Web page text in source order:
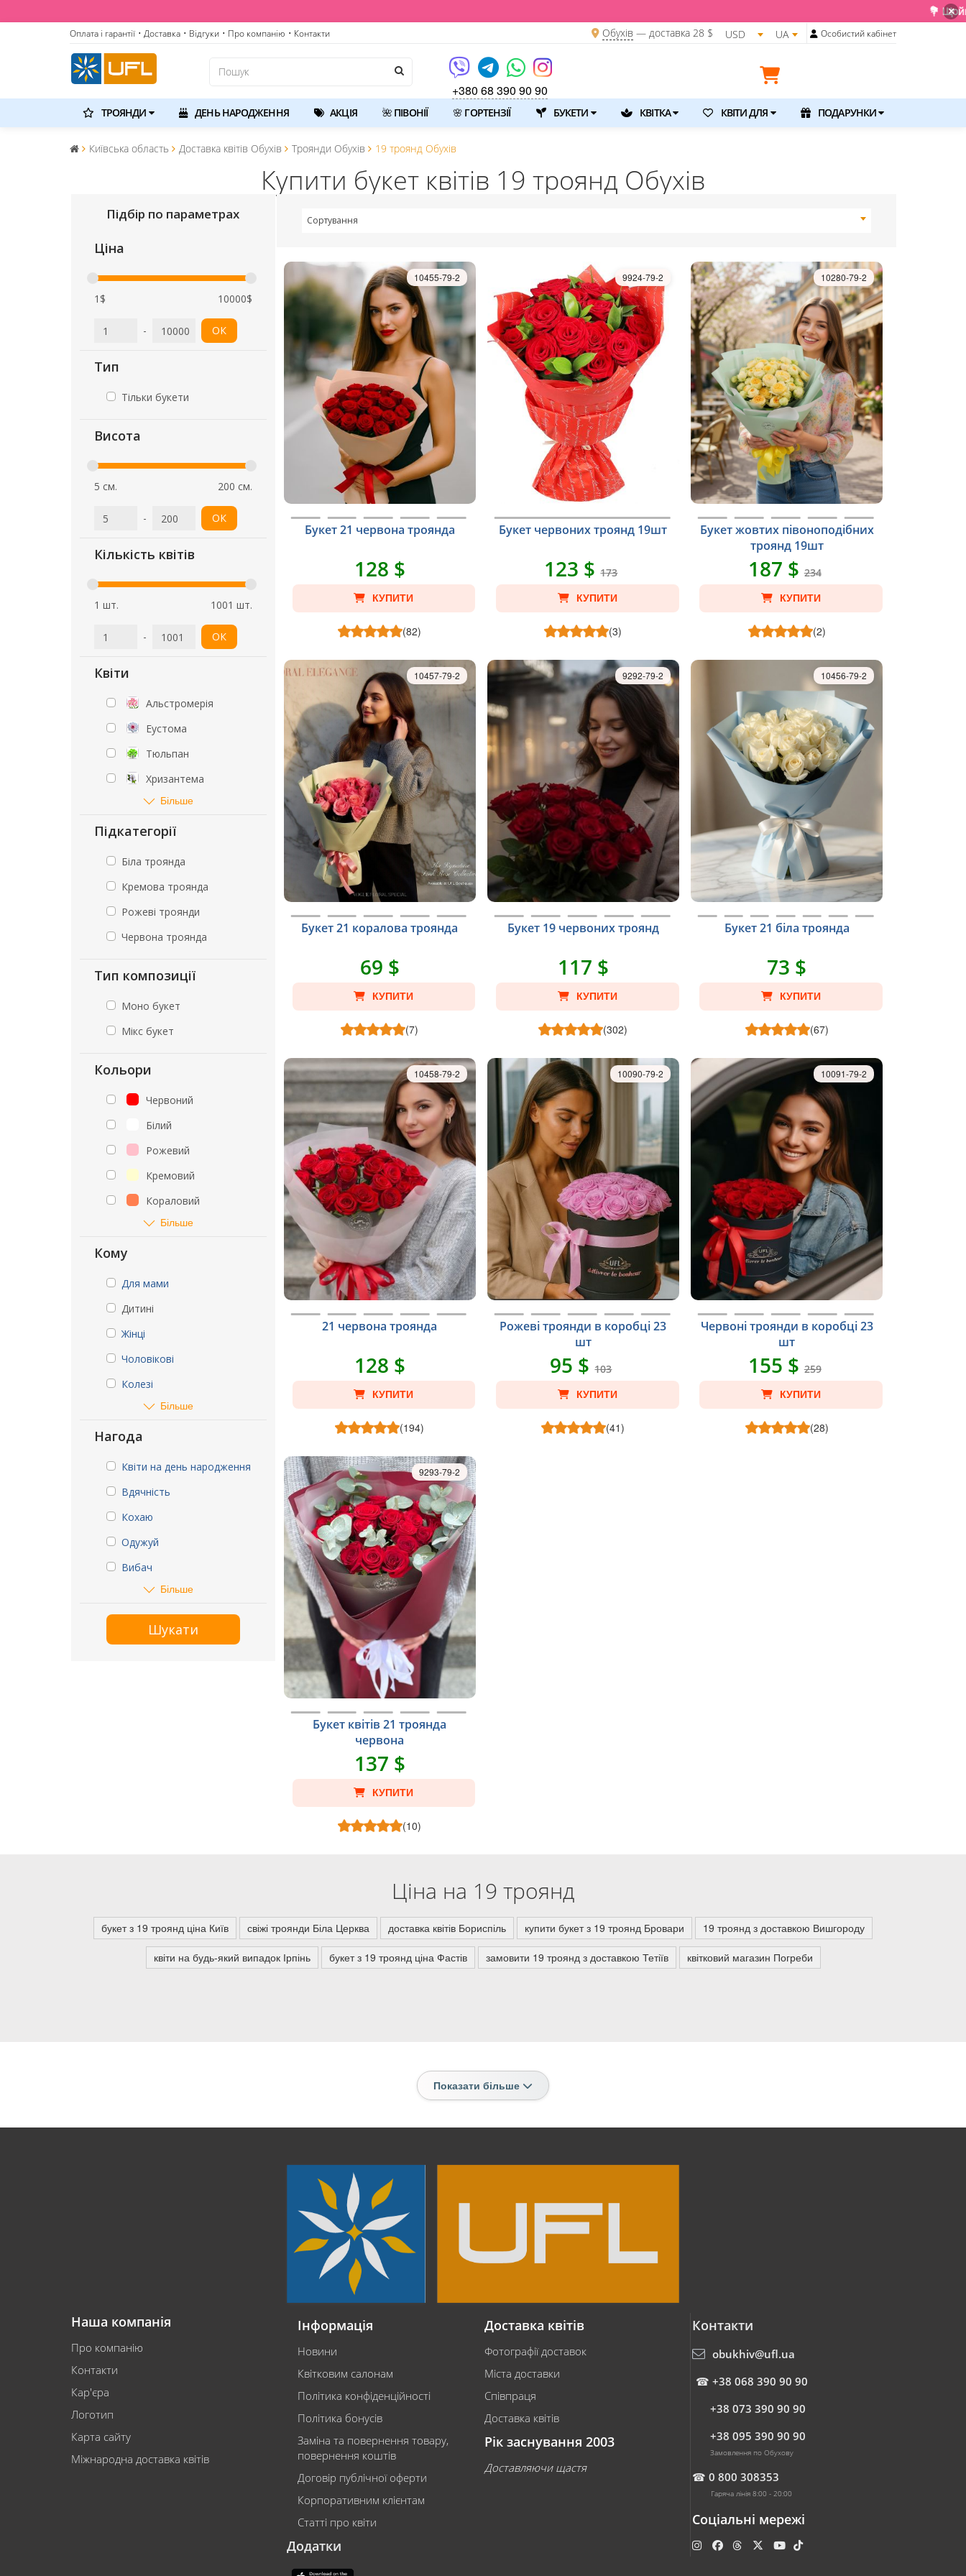
💐 Щойно отримали свіжу
×
Оплата і гарантії • Доставка • Відгуки • Про компанію • Контакти Обухів— доставка 28 $ USD UA Особистий кабінет
+380 68 390 90 90
ТРОЯНДИ ДЕНЬ НАРОДЖЕННЯ АКЦІЯ 🌺 ПІВОНІЇ 🌸 ГОРТЕНЗІЇ БУКЕТИ КВІТКА КВІТИ ДЛЯ ПОДАРУНКИ
Київська область Доставка квітів Обухів Троянди Обухів 19 троянд Обухів
Купити букет квітів 19 троянд Обухів
Підбір по параметрах
Ціна
1$ 10000$
- ОК
Тип
Тільки букети
Висота
5 см. 200 см.
- ОК
Кількість квітів
1 шт. 1001 шт.
- ОК
Квіти
Альстромерія
Еустома
Тюльпан
Хризантема
Більше
Підкатегорії
Біла троянда
Кремова троянда
Рожеві троянди
Червона троянда
Тип композиції
Моно букет
Мікс букет
Кольори
Червоний
Білий
Рожевий
Кремовий
Кораловий
Більше
Кому
Для мами
Дитині
Жінці
Чоловікові
Колезі
Більше
Нагода
Квіти на день народження
Вдячність
Кохаю
Одужуй
Вибач
Більше
Шукати
Сортування
Букет 21 червона троянда
10455-79-2
128 $
КУПИТИ
(82)
Букет червоних троянд 19шт
9924-79-2
123 $173
КУПИТИ
(3)
Букет жовтих півоноподібних
троянд 19шт
10280-79-2
187 $234
КУПИТИ
(2)
Букет 21 коралова троянда
10457-79-2
69 $
КУПИТИ
(7)
Букет 19 червоних троянд
9292-79-2
117 $
КУПИТИ
(302)
Букет 21 біла троянда
10456-79-2
73 $
КУПИТИ
(67)
21 червона троянда
10458-79-2
128 $
КУПИТИ
(194)
Рожеві троянди в коробці 23
шт
10090-79-2
95 $103
КУПИТИ
(41)
Червоні троянди в коробці 23
шт
10091-79-2
155 $259
КУПИТИ
(28)
Букет квітів 21 троянда
червона
9293-79-2
137 $
КУПИТИ
(10)
Ціна на 19 троянд
букет з 19 троянд ціна Київ свіжі троянди Біла Церква доставка квітів Бориспіль купити букет з 19 троянд Бровари 19 троянд з доставкою Вишгороду
квіти на будь-який випадок Ірпінь букет з 19 троянд ціна Фастів замовити 19 троянд з доставкою Тетіїв квітковий магазин Погреби
Показати більше
Наша компанія
Про компанію
Контакти
Кар'єра
Логотип
Карта сайту
Міжнародна доставка квітів
Інформація
Новини
Квітковим салонам
Політика конфіденційності
Політика бонусів
Заміна та повернення товару,
повернення коштів
Договір публічної оферти
Корпоративним клієнтам
Статті про квіти
Додатки
Доставка квітів
Фотографії доставок
Міста доставки
Співпраця
Доставка квітів
Рік заснування 2003
Доставляючи щастя
Контакти
obukhiv@ufl.ua
☎ +38 068 390 90 90
+38 073 390 90 90
+38 095 390 90 90
Замовлення по Обухову
☎ 0 800 308353
Гаряча лінія 8:00 - 20:00
Соціальні мережі